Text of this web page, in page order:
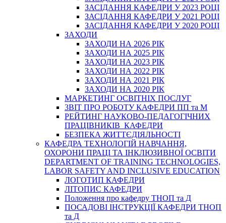
ЗАСІДАННЯ КАФЕДРИ У 2023 РОЦІ
ЗАСІДАННЯ КАФЕДРИ У 2021 РОЦІ
ЗАСІДАННЯ КАФЕДРИ У 2020 РОЦІ
ЗАХОДИ
ЗАХОДИ НА 2026 РІК
ЗАХОДИ НА 2025 РІК
ЗАХОДИ НА 2023 РІК
ЗАХОДИ НА 2022 РІК
ЗАХОДИ НА 2021 РІК
ЗАХОДИ НА 2020 РІК
МАРКЕТИНГ ОСВІТНІХ ПОСЛУГ
3BIT ПРО РОБОТУ КАФЕДРИ ПП та М
РЕЙТИНГ НАУКОВО-ПЕДАГОГІЧНИХ
ПРАЦІВНИКІВ КАФЕДРИ
БЕЗПЕКА ЖИТТЄДІЯЛЬНОСТІ
КАФЕДРА ТЕХНОЛОГІЙ НАВЧАННЯ,
ОХОРОНИ ПРАЦІ ТА ІНКЛЮЗИВНОЇ ОСВІТИ
DEPARTMENT OF TRAINING TECHNOLOGIES,
LABOR SAFETY AND INCLUSIVE EDUCATION
ЛОГОТИП КАФЕДРИ
ЛІТОПИС КАФЕДРИ
Положення про кафедру ТНОП та Д
ПОСАДОВІ ІНСТРУКЦІЇ КАФЕДРИ ТНОП
та Д